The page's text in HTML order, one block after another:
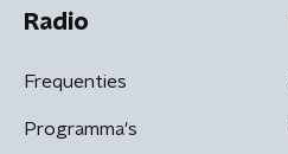
Radio
Frequenties
Programma's